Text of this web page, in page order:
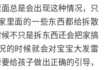
总是会出现这种情况，只
里面的一些东西都给拆散
不只是拆东西还会把家搞
的时候就会对宝宝大发雷
给孩子做出正确的引导，